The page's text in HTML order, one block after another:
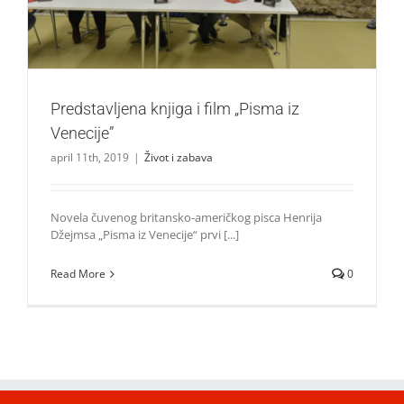
Predstavljena knjiga i film „Pisma iz
Venecije”
april 11th, 2019 | Život i zabava
Novela čuvenog britansko-američkog pisca Henrija
Džejmsa „Pisma iz Venecije“ prvi [...]
Read More 0